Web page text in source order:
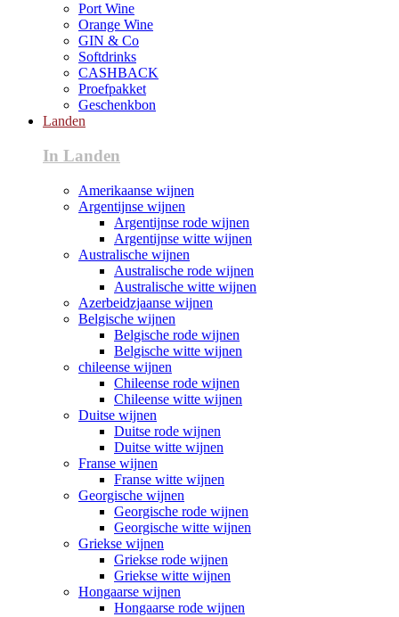
Port Wine
Orange Wine
GIN & Co
Softdrinks
CASHBACK
Proefpakket
Geschenkbon
Landen
In Landen
Amerikaanse wijnen
Argentijnse wijnen
Argentijnse rode wijnen
Argentijnse witte wijnen
Australische wijnen
Australische rode wijnen
Australische witte wijnen
Azerbeidzjaanse wijnen
Belgische wijnen
Belgische rode wijnen
Belgische witte wijnen
chileense wijnen
Chileense rode wijnen
Chileense witte wijnen
Duitse wijnen
Duitse rode wijnen
Duitse witte wijnen
Franse wijnen
Franse witte wijnen
Georgische wijnen
Georgische rode wijnen
Georgische witte wijnen
Griekse wijnen
Griekse rode wijnen
Griekse witte wijnen
Hongaarse wijnen
Hongaarse rode wijnen